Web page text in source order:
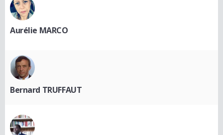
Aurélie MARCO
Bernard TRUFFAUT